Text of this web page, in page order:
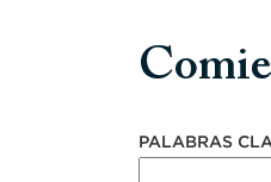
Comience su
PALABRAS